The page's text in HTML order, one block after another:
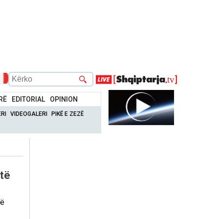
EDITORIAL OPINION
VIDEOGALERI PIKË E ZEZË